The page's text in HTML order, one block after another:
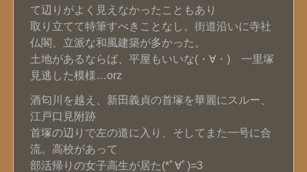
て辺りがよく見えなかったこともあり
取り立てて特筆すべきことなし。街道沿いに寺社
仏閣、立派な和風建築が多かった。
土地があるならば、平屋もいいな(・∀・) 一里塚
見逃した模様…orz
酒匂川を越え、新田義貞の首塚を華麗にスルー、
江戸口見附跡
首塚の辺りで左の道に入り、そしてまた一号に合
流。高校があって
部活帰りの女子高生が居た(*ﾟ∀ﾟ)=3